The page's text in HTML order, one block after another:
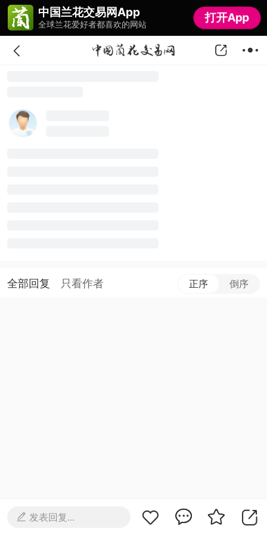
中国兰花交易网App
全球兰花爱好者都喜欢的网站 打开App
中国兰花交易网App
全球兰花爱好者都喜欢的网站 打开App
全部回复 只看作者 正序 倒序
发表回复...